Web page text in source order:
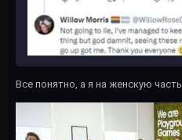
Все понятно, а я на женскую